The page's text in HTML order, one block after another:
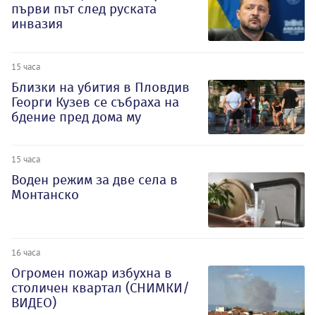
първи път след руската
инвазия
15 часа
Близки на убития в Пловдив
Георги Кузев се събраха на
бдение пред дома му
15 часа
Воден режим за две села в
Монтанско
16 часа
Огромен пожар избухна в
столичен квартал (СНИМКИ/
ВИДЕО)